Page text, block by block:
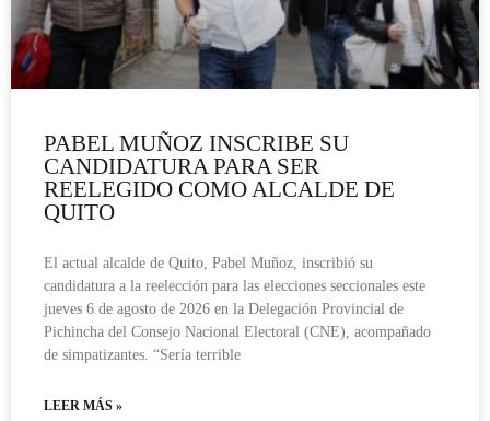
PABEL MUÑOZ INSCRIBE SU
CANDIDATURA PARA SER
REELEGIDO COMO ALCALDE DE
QUITO
El actual alcalde de Quito, Pabel Muñoz, inscribió su
candidatura a la reelección para las elecciones seccionales este
jueves 6 de agosto de 2026 en la Delegación Provincial de
Pichincha del Consejo Nacional Electoral (CNE), acompañado
de simpatizantes. “Sería terrible
LEER MÁS »